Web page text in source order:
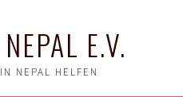
E.V.
NEPAL HELFEN